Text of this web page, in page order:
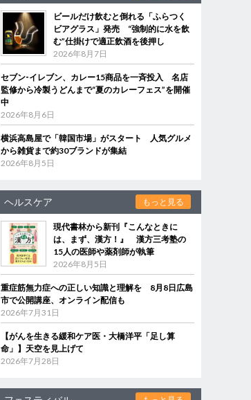
ビールだけ飲むと倒れる「ふらつく
ビアグラス」発売 “強制的に水を飲
む”仕掛けで適正飲酒を後押し
2026年8月7日
セブン‐イレブン、カレー15商品を一斉投入 名店
監修から冷製うどんまで“夏のカレーフェス”を開催
中
2026年8月6日
横浜高島屋で「韓国市場」がスタート 人気グルメ
から雑貨まで約30ブランドが集結
2026年8月5日
ヘルスケア もっと見る
現代書林から新刊『こんなときに
は、まず、漢方！』 漢方三考塾の
15人の医師や薬剤師が執筆
2026年8月5日
重症筋無力症への正しい知識と理解を 8月8日広島
市で公開講座、オンライン配信も
2026年7月31日
【がんを生きる緩和ケア医・大橋洋平「足し算
命」】天空を見上げて
2026年7月28日